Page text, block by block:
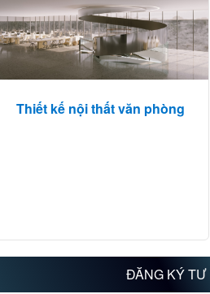
Thiết kế nội thất văn phòng
ĐĂNG KÝ TƯ